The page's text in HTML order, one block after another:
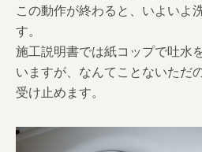
この動作が終わると、いよいよ
す。
施工説明書では紙コップで吐水
いますが、なんてことないただ
受け止めます。